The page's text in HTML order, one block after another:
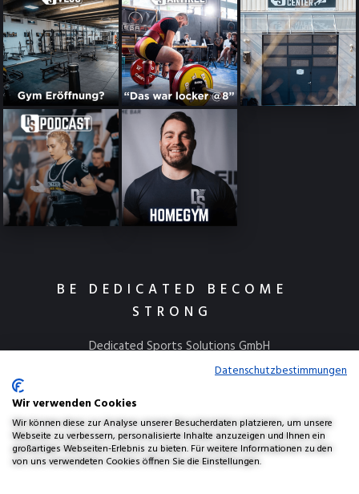
BE DEDICATED BECOME
STRONG
Dedicated Sports Solutions GmbH
Kulmbacher Straße 115
95445 BayreuthDatenschutzbestimmungen
Wir verwenden Cookies
Wir können diese zur Analyse unserer Besucherdaten platzieren, um unsere
Webseite zu verbessern, personalisierte Inhalte anzuzeigen und Ihnen ein
großartiges Webseiten-Erlebnis zu bieten. Für weitere Informationen zu den
von uns verwendeten Cookies öffnen Sie die Einstellungen.